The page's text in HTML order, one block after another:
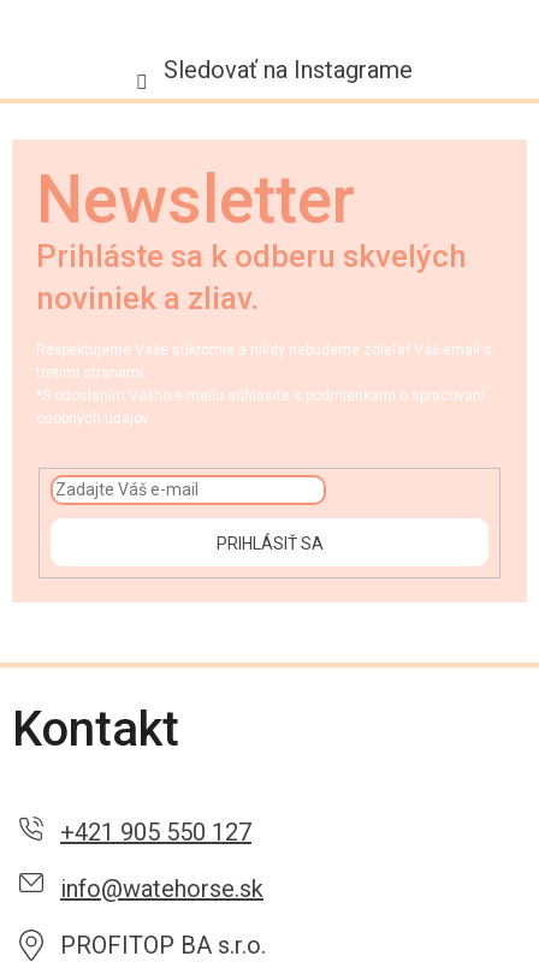
Sledovať na Instagrame
Newsletter
Prihláste sa k odberu skvelých
noviniek a zliav.
Rešpektujeme Vaše súkromie a nikdy nebudeme zdieľať Váš email s
tretími stranami.
*S odoslaním Vášho e-mailu súhlasíte s podmienkami o spracovaní
osobných údajov.
PRIHLÁSIŤ SA
Kontakt
+421 905 550 127
info@watehorse.sk
PROFITOP BA s.r.o.